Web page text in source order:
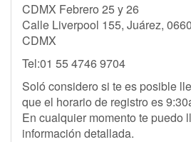
CDMX Febrero 25 y 26
Calle Liverpool 155, Juárez,
CDMX
Tel:01 55 4746 9704
Soló considero si te es posible
que el horario de registro es
En cualquier momento te puedo
información detallada.